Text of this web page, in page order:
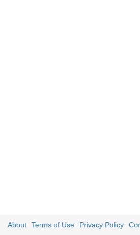
About Terms of Use Privacy Policy